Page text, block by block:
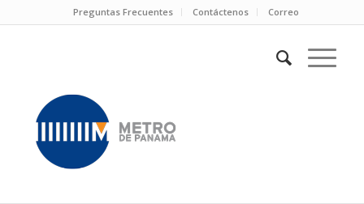
Preguntas Frecuentes Contáctenos Correo